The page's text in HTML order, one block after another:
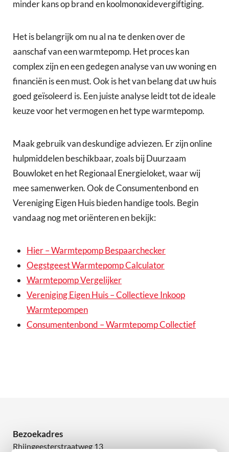
minder kans op brand en koolmonoxidevergiftiging.
Het is belangrijk om nu al na te denken over de
aanschaf van een warmtepomp. Het proces kan
complex zijn en een gedegen analyse van uw woning en
financiën is een must. Ook is het van belang dat uw huis
goed geïsoleerd is. Een juiste analyse leidt tot de ideale
keuze voor het vermogen en het type warmtepomp.
Maak gebruik van deskundige adviezen. Er zijn online
hulpmiddelen beschikbaar, zoals bij Duurzaam
Bouwloket en het Regionaal Energieloket, waar wij
mee samenwerken. Ook de Consumentenbond en
Vereniging Eigen Huis bieden handige tools. Begin
vandaag nog met oriënteren en bekijk:
Hier – Warmtepomp Bespaarchecker
Oegstgeest Warmtepomp Calculator
Warmtepomp Vergelijker
Vereniging Eigen Huis – Collectieve Inkoop
Warmtepompen
Consumentenbond – Warmtepomp Collectief
Bezoekadres
Rhijngeesterstraatweg 13